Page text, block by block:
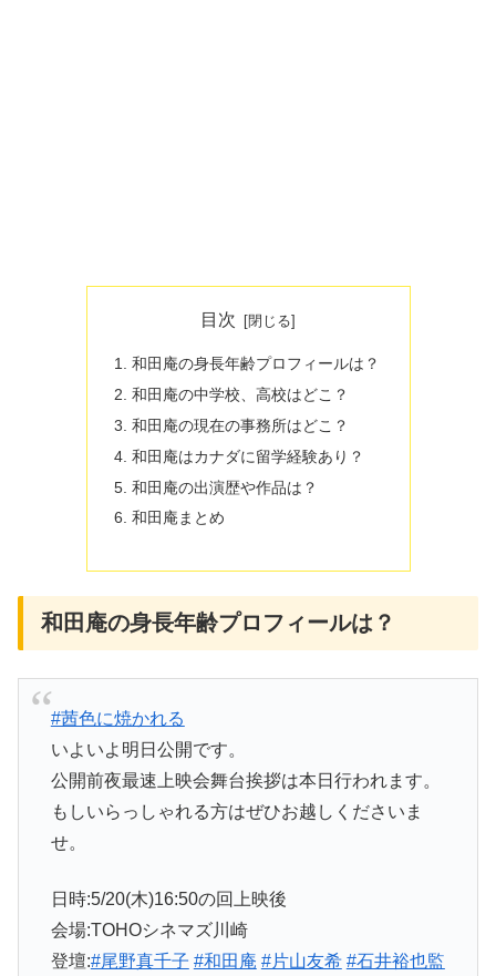
目次
和田庵の身長年齢プロフィールは？
和田庵の中学校、高校はどこ？
和田庵の現在の事務所はどこ？
和田庵はカナダに留学経験あり？
和田庵の出演歴や作品は？
和田庵まとめ
和田庵の身長年齢プロフィールは？
#茜色に焼かれる
いよいよ明日公開です。
公開前夜最速上映会舞台挨拶は本日行われます。
もしいらっしゃれる方はぜひお越しくださいま
せ。
日時:5/20(木)16:50の回上映後
会場:TOHOシネマズ川崎
登壇:#尾野真千子 #和田庵 #片山友希 #石井裕也監